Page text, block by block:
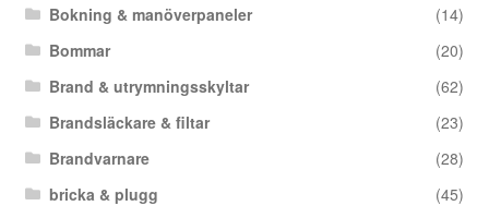
Bokning & manöverpaneler
(14)
Bommar
(20)
Brand & utrymningsskyltar
(62)
Brandsläckare & filtar
(23)
Brandvarnare
(28)
bricka & plugg
(45)